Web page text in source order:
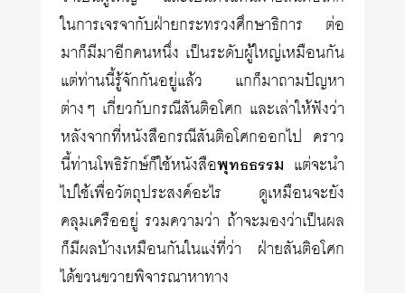
ในการเจรจากับฝ่ายกระทรวงศึกษาธิการ ต่อ
มาก็มีมาอีกคนหนึ่ง เป็นระดับผู้ใหญ่เหมือนกัน
แต่ท่านนี้รู้จักกันอยู่แล้ว แกก็มาถามปัญหา
ต่างๆ เกี่ยวกับกรณีสันติอโศก และเล่าให้ฟังว่า
หลังจากที่หนังสือกรณีสันติอโศกออกไป คราว
นี้ท่านโพธิรักษ์ก็ใช้หนังสือพุทธธรรม แต่จะนำ
ไปใช้เพื่อวัตถุประสงค์อะไร ดูเหมือนจะยัง
คลุมเครืออยู่ รวมความว่า ถ้าจะมองว่าเป็นผล
ก็มีผลบ้างเหมือนกันในแง่ที่ว่า ฝ่ายสันติอโศก
ได้ขวนขวายพิจารณาหาทาง